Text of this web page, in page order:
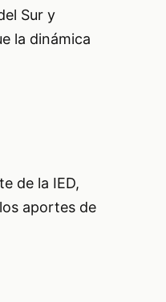
Sur y
la dinámica
de la IED,
aportes de